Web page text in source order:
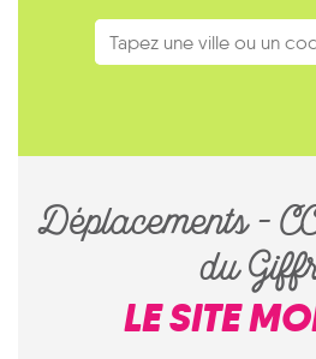
Déplacements –
du
LE SITE